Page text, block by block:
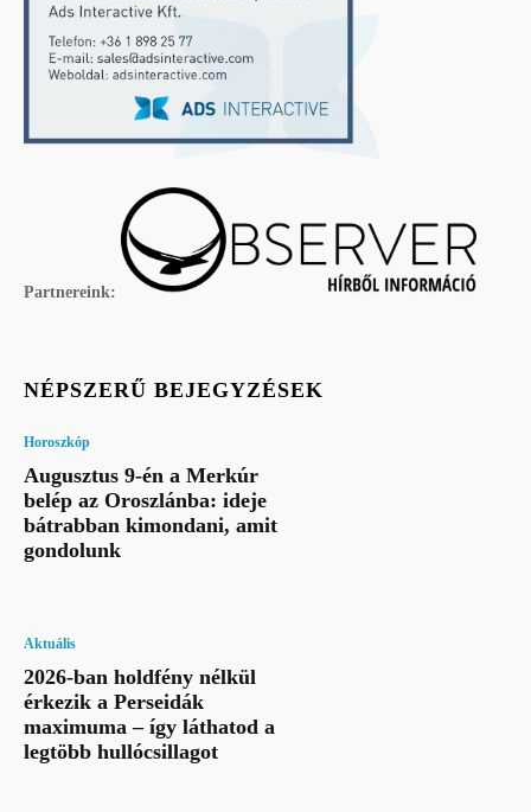
Partnereink:
NÉPSZERŰ BEJEGYZÉSEK
Horoszkóp
Augusztus 9-én a Merkúr
belép az Oroszlánba: ideje
bátrabban kimondani, amit
gondolunk
Aktuális
2026-ban holdfény nélkül
érkezik a Perseidák
maximuma – így láthatod a
legtöbb hullócsillagot